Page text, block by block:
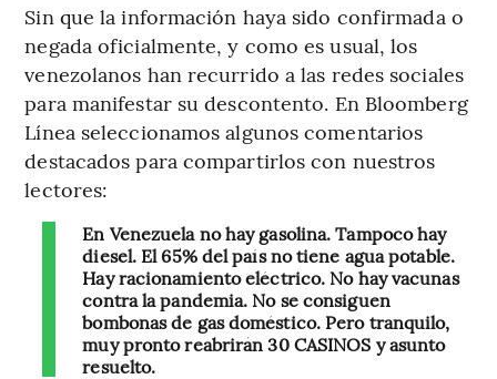
Sin que la información haya sido confirmada o
negada oficialmente, y como es usual, los
venezolanos han recurrido a las redes sociales
para manifestar su descontento. En Bloomberg
Línea seleccionamos algunos comentarios
destacados para compartirlos con nuestros
lectores:
En Venezuela no hay gasolina. Tampoco hay
diesel. El 65% del país no tiene agua potable.
Hay racionamiento eléctrico. No hay vacunas
contra la pandemia. No se consiguen
bombonas de gas doméstico. Pero tranquilo,
muy pronto reabrirán 30 CASINOS y asunto
resuelto.